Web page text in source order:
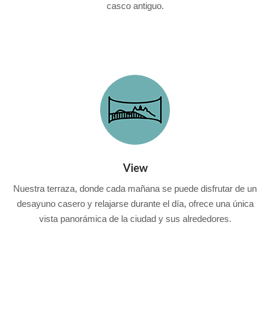
casco antiguo.
View
Nuestra terraza, donde cada mañana se puede disfrutar de un
desayuno casero y relajarse durante el día, ofrece una única
vista panorámica de la ciudad y sus alrededores.